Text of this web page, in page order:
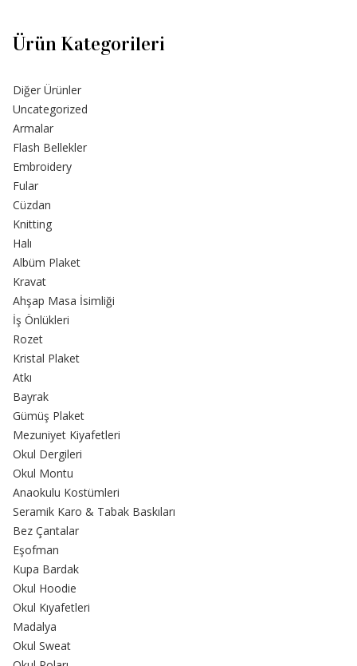
Ürün Kategorileri
Diğer Ürünler
Uncategorized
Armalar
Flash Bellekler
Embroidery
Fular
Cüzdan
Knitting
Halı
Albüm Plaket
Kravat
Ahşap Masa İsimliği
İş Önlükleri
Rozet
Kristal Plaket
Atkı
Bayrak
Gümüş Plaket
Mezuniyet Kiyafetleri
Okul Dergileri
Okul Montu
Anaokulu Kostümleri
Seramik Karo & Tabak Baskıları
Bez Çantalar
Eşofman
Kupa Bardak
Okul Hoodie
Okul Kıyafetleri
Madalya
Okul Sweat